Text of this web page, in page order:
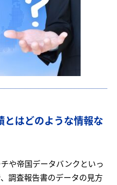
はどのような情報な
や帝国データバンクといっ
調査報告書のデータの見方